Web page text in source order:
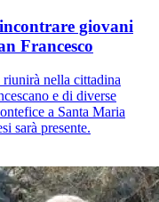
giovani
Francesco
nella cittadina
e di diverse
a Santa Maria
sarà presente.